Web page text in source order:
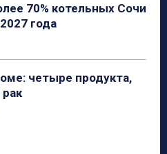
70% котельных Сочи
года
четыре продукта,